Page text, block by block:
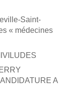
Saint-
« médecines
A